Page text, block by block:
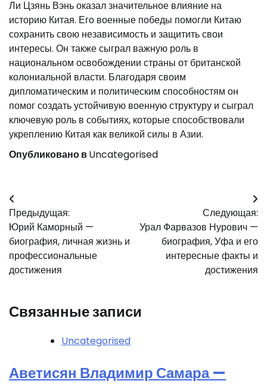
Ли Цзянь Вэнь оказал значительное влияние на
историю Китая. Его военные победы помогли Китаю
сохранить свою независимость и защитить свои
интересы. Он также сыграл важную роль в
национальном освобождении страны от британской
колониальной власти. Благодаря своим
дипломатическим и политическим способностям он
помог создать устойчивую военную структуру и сыграл
ключевую роль в событиях, которые способствовали
укреплению Китая как великой силы в Азии.
Опубликовано вUncategorised
Навигация
по
записям
Предыдущая:
Юрий Каморный —
биография, личная жизнь и
профессиональные
достижения
Следующая:
Урал Фарвазов Нурович —
биография, Уфа и его
интересные факты и
достижения
Связанные записи
Uncategorised
Аветисян Владимир Самара —